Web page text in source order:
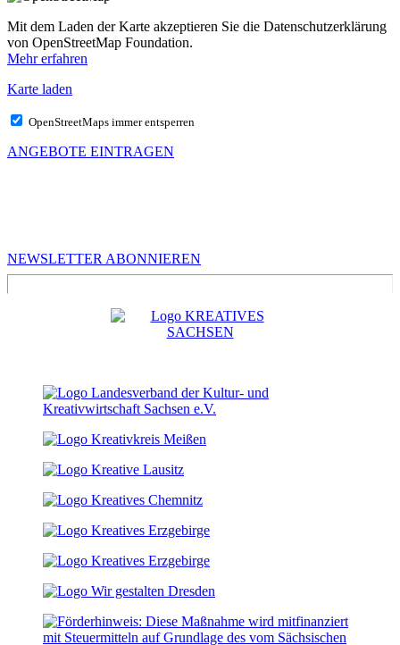
Mit dem Laden der Karte akzeptieren Sie die Datenschutzerklärung
von OpenStreetMap Foundation.
Mehr erfahren
Karte laden
OpenStreetMaps immer entsperren
ANGEBOTE EINTRAGEN
NEWSLETTER ABONNIEREN